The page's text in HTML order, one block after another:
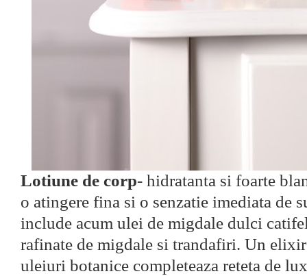
Lotiune de corp- hidratanta si foarte
o atingere fina si o senzatie imediata de
include acum ulei de migdale dulci
rafinate de migdale si trandafiri. Un
uleiuri botanice completeaza reteta de